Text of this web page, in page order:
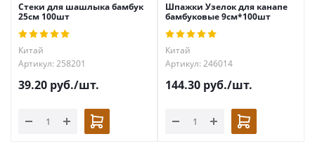
Стеки для шашлыка бамбук
25см 100шт
Китай
Артикул: 258201
39.20 руб./шт.
Шпажки Узелок для канапе
бамбуковые 9см*100шт
Китай
Артикул: 246014
144.30 руб./шт.